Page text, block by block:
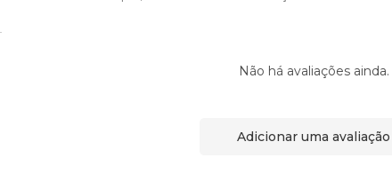
Não há avaliações ainda.
Adicionar uma avaliação